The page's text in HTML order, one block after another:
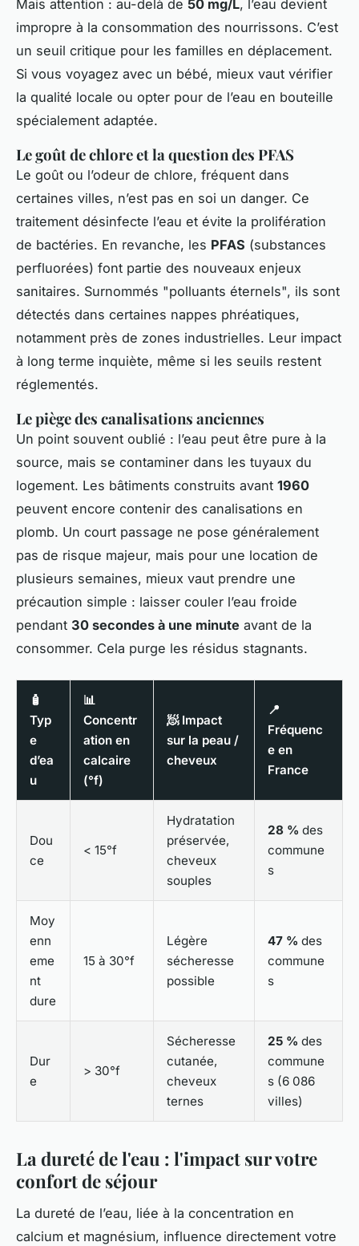
Mais attention : au-delà de 50 mg/L, l’eau devient
impropre à la consommation des nourrissons. C’est
un seuil critique pour les familles en déplacement.
Si vous voyagez avec un bébé, mieux vaut vérifier
la qualité locale ou opter pour de l’eau en bouteille
spécialement adaptée.
Le goût de chlore et la question des PFAS
Le goût ou l’odeur de chlore, fréquent dans
certaines villes, n’est pas en soi un danger. Ce
traitement désinfecte l’eau et évite la prolifération
de bactéries. En revanche, les PFAS (substances
perfluorées) font partie des nouveaux enjeux
sanitaires. Surnommés "polluants éternels", ils sont
détectés dans certaines nappes phréatiques,
notamment près de zones industrielles. Leur impact
à long terme inquiète, même si les seuils restent
réglementés.
Le piège des canalisations anciennes
Un point souvent oublié : l’eau peut être pure à la
source, mais se contaminer dans les tuyaux du
logement. Les bâtiments construits avant 1960
peuvent encore contenir des canalisations en
plomb. Un court passage ne pose généralement
pas de risque majeur, mais pour une location de
plusieurs semaines, mieux vaut prendre une
précaution simple : laisser couler l’eau froide
pendant 30 secondes à une minute avant de la
consommer. Cela purge les résidus stagnants.
🧴
Typ
e
d’ea
u
📊
Concentr
ation en
calcaire
(°f)
🧖 Impact
sur la peau /
cheveux
📍
Fréquenc
e en
France
Dou
ce
< 15°f
Hydratation
préservée,
cheveux
souples
28 % des
commune
s
Moy
enn
eme
nt
dure
15 à 30°f
Légère
sécheresse
possible
47 % des
commune
s
Dur
e
> 30°f
Sécheresse
cutanée,
cheveux
ternes
25 % des
commune
s (6 086
villes)
La dureté de l'eau : l'impact sur votre
confort de séjour
La dureté de l’eau, liée à la concentration en
calcium et magnésium, influence directement votre